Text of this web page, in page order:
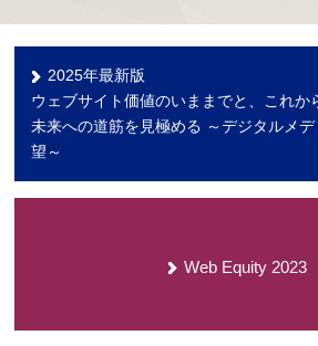
2025年最新版
ウェブサイト価値のいままでと、これか
未来への道筋を見極める ～デジタルメ
望～
Web Equity 2023